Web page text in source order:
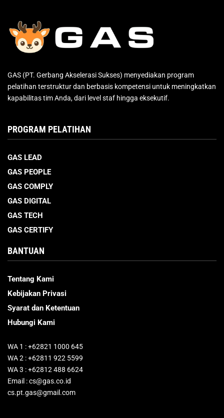
GAS (PT. Gerbang Akselerasi Sukses) menyediakan program
pelatihan terstruktur dan berbasis kompetensi untuk meningkatkan
kapabilitas tim Anda, dari level staf hingga eksekutif.
PROGRAM PELATIHAN
GAS LEAD
GAS PEOPLE
GAS COMPLY
GAS DIGITAL
GAS TECH
GAS CERTIFY
BANTUAN
Tentang Kami
Kebijakan Privasi
Syarat dan Ketentuan
Hubungi Kami
WA 1 : +62821 1000 645
WA 2 : +62811 922 5599
WA 3 : +62812 488 6624
Email : cs@gas.co.id
cs.pt.gas@gmail.com